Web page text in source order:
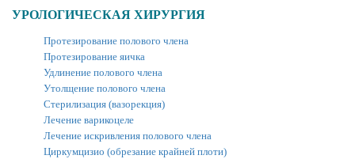
УРОЛОГИЧЕСКАЯ ХИРУРГИЯ
Протезирование полового члена
Протезирование яичка
Удлинение полового члена
Утолщение полового члена
Стерилизация (вазорекция)
Лечение варикоцеле
Лечение искривления полового члена
Циркумцизио (обрезание крайней плоти)